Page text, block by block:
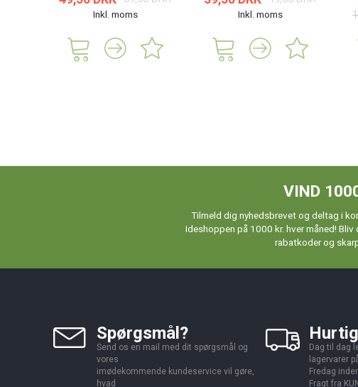
Inkl. moms Inkl. moms
VIND
Tilmeld dig nyhedsbrevet og deltag i
Ideshoppen på 1000 kr. hver måned!
rabatkoder og
Spørgsmål?
Send os en mail med dit spørgsmål og
vores
imødekommende kundeservice vil gøre,
hvad
Dag til dag
lagervarer
Fredag
Fragt fra